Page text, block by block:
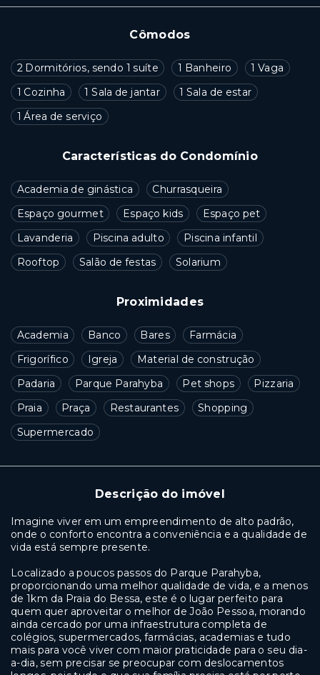
Cômodos
2 Dormitórios, sendo 1 suíte 1 Banheiro
1 Vaga
1 Cozinha
1 Sala de jantar
1 Sala de estar
1 Área de serviço
Características do Condomínio
Academia de ginástica
Churrasqueira
Espaço gourmet
Espaço kids
Espaço pet
Lavanderia
Piscina adulto
Piscina infantil
Rooftop
Salão de festas Solarium
Proximidades
Academia Banco Bares
Farmácia
Frigorífico
Igreja
Material de construção
Padaria
Parque Parahyba Pet shops
Pizzaria
Praia
Praça Restaurantes
Shopping
Supermercado
Descrição do imóvel
Imagine viver em um empreendimento de alto padrão,
onde o conforto encontra a conveniência e a qualidade de
vida está sempre presente.
Localizado a poucos passos do Parque Parahyba,
proporcionando uma melhor qualidade de vida, e a menos
de 1km da Praia do Bessa, este é o lugar perfeito para
quem quer aproveitar o melhor de João Pessoa, morando
ainda cercado por uma infraestrutura completa de
colégios, supermercados, farmácias, academias e tudo
mais para você viver com maior praticidade para o seu dia-
a-dia, sem precisar se preocupar com deslocamentos